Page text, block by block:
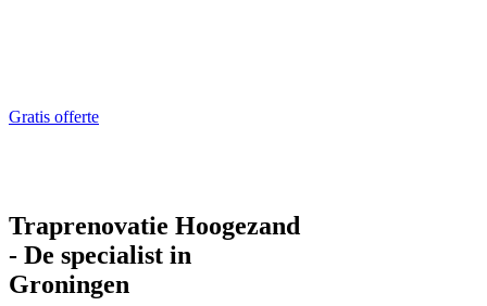
Gratis offerte
Traprenovatie Hoogezand
- De specialist in
Groningen